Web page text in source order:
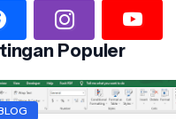
Populer